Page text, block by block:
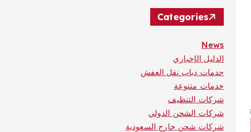
Categories
News
الدليل الإخباري
حدمات دباب نقل العفش
خدمات متنوعة
شركات التنظيف
شركات الشحن الدولي
شركات شحن خارج السعودية